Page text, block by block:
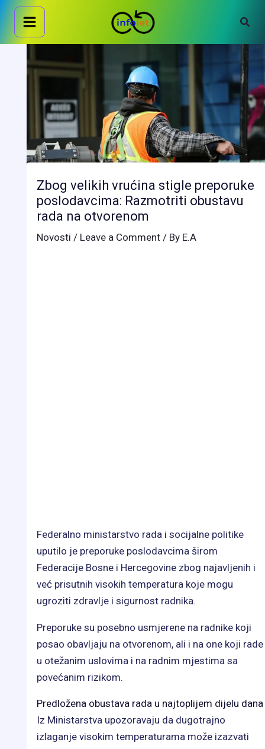
Skip
content
Zbog velikih vrućina stigle preporuke
poslodavcima: Razmotriti obustavu
rada na otvorenom
Novosti / Leave a Comment / By E.A
Federalno ministarstvo rada i socijalne politike
uputilo je preporuke poslodavcima širom
Federacije Bosne i Hercegovine zbog najavljenih i
već prisutnih visokih temperatura koje mogu
ugroziti zdravlje i sigurnost radnika.
Preporuke su posebno usmjerene na radnike koji
posao obavljaju na otvorenom, ali i na one koji rade
u otežanim uslovima i na radnim mjestima sa
povećanim rizikom.
Predložena obustava rada u najtoplijem dijelu dana
Iz Ministarstva upozoravaju da dugotrajno
izlaganje visokim temperaturama može izazvati